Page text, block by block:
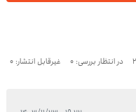
در انتظار بررسی: 0 غیرقابل انتشار: 0